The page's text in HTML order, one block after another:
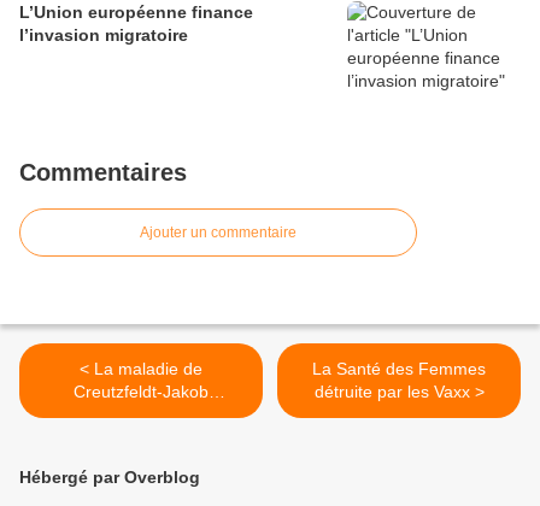
L’Union européenne finance
l’invasion migratoire
Commentaires
Ajouter un commentaire
< La maladie de
Creutzfeldt-Jakob
provoquée par les Vaxx
La Santé des Femmes
détruite par les Vaxx >
Hébergé par Overblog